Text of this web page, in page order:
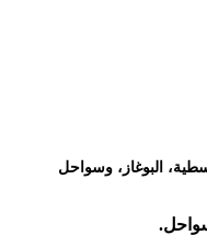
البوغاز، وسواحل